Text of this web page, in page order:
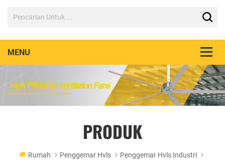
PRODUK
Rumah Penggemar Hvls
Penggemar Hvls Industri